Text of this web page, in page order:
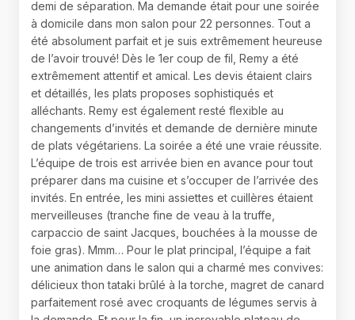
demi de séparation. Ma demande était pour une soirée
à domicile dans mon salon pour 22 personnes. Tout a
été absolument parfait et je suis extrêmement heureuse
de l’avoir trouvé! Dès le 1er coup de fil, Remy a été
extrêmement attentif et amical. Les devis étaient clairs
et détaillés, les plats proposes sophistiqués et
alléchants. Remy est également resté flexible au
changements d’invités et demande de dernière minute
de plats végétariens. La soirée a été une vraie réussite.
L’équipe de trois est arrivée bien en avance pour tout
préparer dans ma cuisine et s’occuper de l’arrivée des
invités. En entrée, les mini assiettes et cuillères étaient
merveilleuses (tranche fine de veau à la truffe,
carpaccio de saint Jacques, bouchées à la mousse de
foie gras). Mmm… Pour le plat principal, l’équipe a fait
une animation dans le salon qui a charmé mes convives:
délicieux thon tataki brûlé à la torche, magret de canard
parfaitement rosé avec croquants de légumes servis à